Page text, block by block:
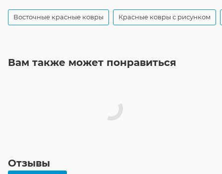
Восточные красные ковры Красные ковры с рисунком
Вам также может понравиться
Отзывы